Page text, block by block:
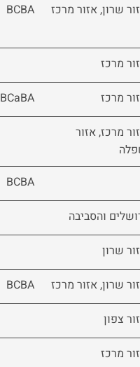
שרון, אזור מרכז BCBA
מרכז
מרכז BCaBA
מרכז, אזור
BCBA
והסביבה
שרון
שרון, אזור מרכז BCBA
צפון
מרכז